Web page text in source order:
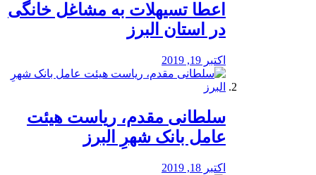
️اعطا تسیهلات به مشاغل خانگی
در استان البرز
اکتبر 19, 2019
سلطانی مقدم، ریاست هیئت
عامل بانک شهرِ البرز
اکتبر 18, 2019